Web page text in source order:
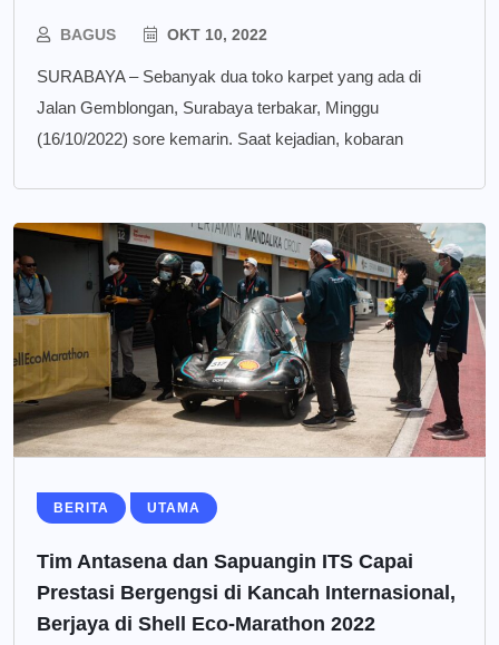
BAGUS OKT 10, 2022
SURABAYA – Sebanyak dua toko karpet yang ada di
Jalan Gemblongan, Surabaya terbakar, Minggu
(16/10/2022) sore kemarin. Saat kejadian, kobaran
BERITA UTAMA
Tim Antasena dan Sapuangin ITS Capai
Prestasi Bergengsi di Kancah Internasional,
Berjaya di Shell Eco-Marathon 2022